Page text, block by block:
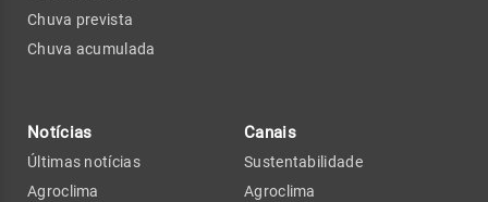
Chuva prevista
Chuva acumulada
Notícias
Últimas notícias
Agroclima
Canais
Sustentabilidade
Agroclima